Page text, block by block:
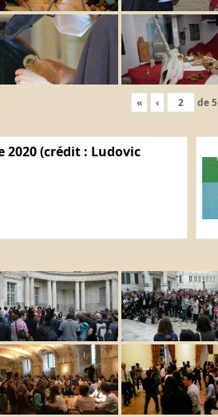
« ‹ de5
2020 (crédit : Ludovic